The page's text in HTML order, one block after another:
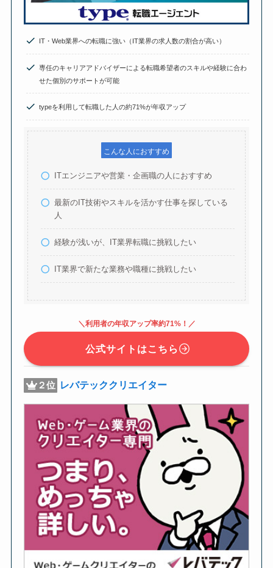
IT・Web業界への転職に強い（IT業界の求人数の割合が高い）
専任のキャリアアドバイザーによる転職希望者のスキルや経験に合わ
せた個別のサポートが可能
typeを利用して転職した人の約71%が年収アップ
こんな人におすすめ
ITエンジニアや営業・企画職の人におすすめ
最新のIT技術やスキルを活かす仕事を探している
人
経験が浅いが、IT業界転職に挑戦したい
IT業界で新たな業務や職種に挑戦したい
＼利用者の年収アップ率約71%！／
公式サイトはこちら
２位 レバテッククリエイター